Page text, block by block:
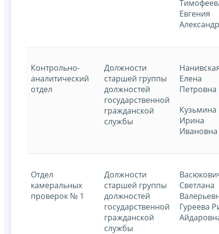
Евгения
Контрольно-
аналитический
отдел
Должности
старшей группы
должностей
государственной
гражданской
службы
Елена
Петровна
Кузьмина
Ирина
Ивановна
Отдел
камеральных
проверок № 1
Должности
старшей группы
должностей
государственной
гражданской
службы
Светлана
Гуреева